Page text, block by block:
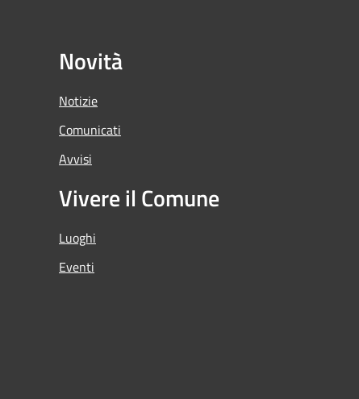
Novità
Notizie
Comunicati
Avvisi
Vivere il Comune
Luoghi
Eventi